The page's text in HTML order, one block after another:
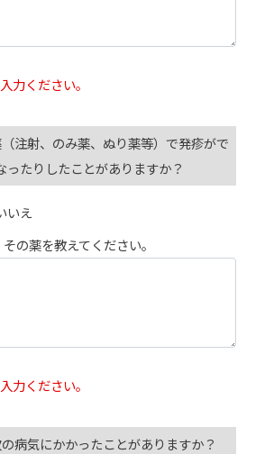
力ください。
注射、のみ薬、ぬり薬等）で発疹がで
ったりしたことがありますか？
いえ
の薬を教えてください。
力ください。
病気にかかったことがありますか？